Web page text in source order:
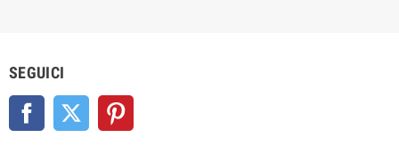
SEGUICI
Facebook Twitter